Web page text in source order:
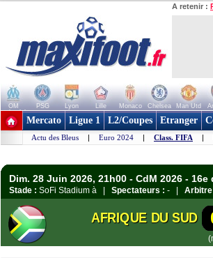
A retenir :
OM PSG Lyon Lille Monaco Chelsea Man Utd
+ de clubs
Mercato Ligue 1 L2/Coupes Etranger
Actu des Bleus | Euro 2024 | Class. FIFA |
Dim. 28 Juin 2026, 21h00 - CdM 2026 - 16e
Stade : SoFi Stadium à | Spectateurs : - | Arbitre
AFRIQUE DU SUD